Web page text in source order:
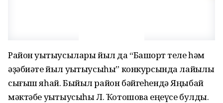
Район уҡытыусылары йыл да “Башҡорт теле һәм
әҙәбиәте йыл уҡытыусыһы” конкурсында лайыҡлы
сығыш яһай. Быйыл район бәйгеһендә Яңыбай
мәктәбе уҡытыусыһы Л. Ҡотошова еңеүсе булды.